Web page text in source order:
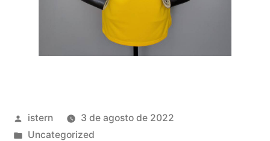
Publicado
por
istern
3 de agosto de 2022
Publicado
Uncategorized